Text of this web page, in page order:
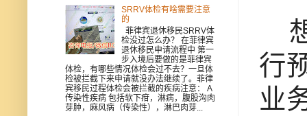
行
业
SRRV体检有啥需要注意
的
菲律宾退休移民SRRV体
检没过怎么办？ 在菲律宾
退休移民申请流程中 第一
步入境后要做的是菲律宾
体检，有哪些情况体检会过不去？一旦体
检被拦截下来申请就没办法继续了。菲律
宾移民过程体检会被拦截的疾病注意： A
传染性疾病 包括软下疳，淋病，腹股沟肉
芽肿，麻风病（传染性），淋巴肉芽...